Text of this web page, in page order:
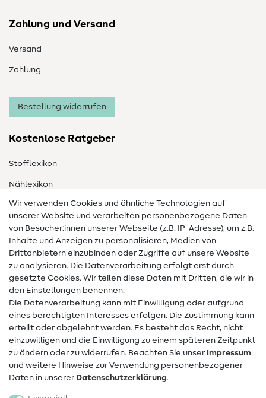
Zahlung und Versand
Versand
Zahlung
Bestellung widerrufen
Kostenlose Ratgeber
Stofflexikon
Nählexikon
Nähanleitungen
Hilfe & Kontakt
Kontakt
Infos zum Betreiberwechsel
Widerrufsrecht
Beliebt
Stoffe
Wir verwenden Cookies und ähnliche Technologien auf
unserer Website und verarbeiten personenbezogene Daten
von Besucher:innen unserer Webseite (z.B. IP-Adresse), um z.B.
Inhalte und Anzeigen zu personalisieren, Medien von
Drittanbietern einzubinden oder Zugriffe auf unsere Website
zu analysieren. Die Datenverarbeitung erfolgt erst durch
gesetzte Cookies. Wir teilen diese Daten mit Dritten, die wir in
den Einstellungen benennen.
Die Datenverarbeitung kann mit Einwilligung oder aufgrund
eines berechtigten Interesses erfolgen. Die Zustimmung kann
erteilt oder abgelehnt werden. Es besteht das Recht, nicht
einzuwilligen und die Einwilligung zu einem späteren Zeitpunkt
zu ändern oder zu widerrufen. Beachten Sie unser Impressum
und weitere Hinweise zur Verwendung personenbezogener
Daten in unserer Daten­schutz­erklärung.